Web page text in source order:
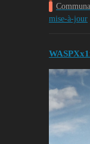
mise-à-jour